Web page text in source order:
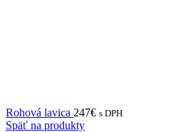
Rohová lavica 247€ s DPH
Späť na produkty